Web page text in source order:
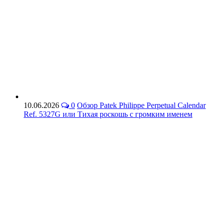
10.06.2026 0 Обзор Patek Philippe Perpetual Calendar
Ref. 5327G или Тихая роскошь с громким именем